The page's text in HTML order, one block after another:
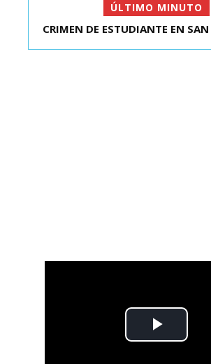
ÚLTIMO MINUTO
FIESTA EN EL